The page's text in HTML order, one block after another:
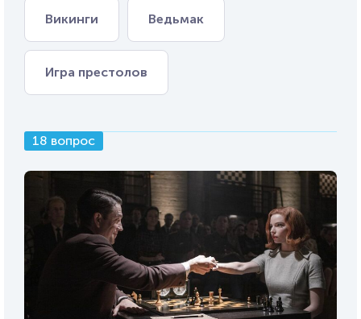
Викинги Ведьмак
Игра престолов
18 вопрос